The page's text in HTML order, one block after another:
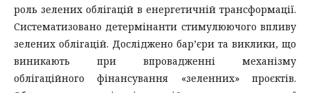
роль зелених облігацій в енергетичній трансформації.
Систематизовано детермінанти стимулюючого впливу
зелених облігацій. Досліджено бар’єри та виклики, що
виникають при впровадженні механізму
облігаційного фінансування «зеленних» проєктів.